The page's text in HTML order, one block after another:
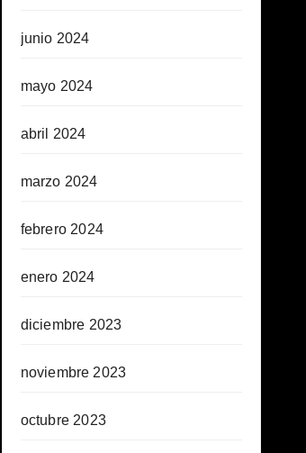
junio 2024
mayo 2024
abril 2024
marzo 2024
febrero 2024
enero 2024
diciembre 2023
noviembre 2023
octubre 2023